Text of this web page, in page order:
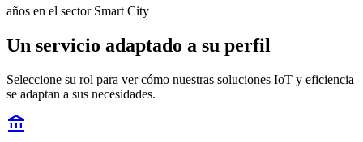
años en el sector Smart City
Un servicio adaptado a su perfil
Seleccione su rol para ver cómo nuestras soluciones IoT y eficiencia
se adaptan a sus necesidades.
account_balance